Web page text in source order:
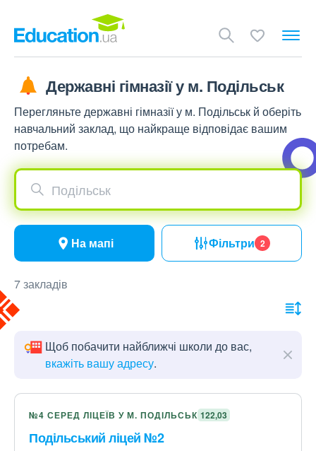
Державні гімназії у м. Подільськ
Перегляньте державні гімназії у м. Подільськ й оберіть
навчальний заклад, що найкраще відповідає вашим
потребам.
Подільськ
На мапі Фільтри 2
7 закладів
Щоб побачити найближчі школи до вас,
вкажіть вашу адресу.
№4 СЕРЕД ЛІЦЕЇВ У М. ПОДІЛЬСЬК 122,03
Подільський ліцей №2